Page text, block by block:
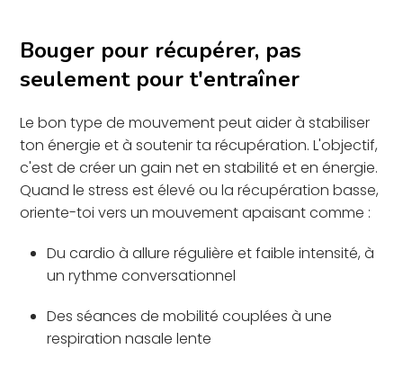
Bouger pour récupérer, pas
seulement pour t'entraîner
Le bon type de mouvement peut aider à stabiliser
ton énergie et à soutenir ta récupération. L'objectif,
c'est de créer un gain net en stabilité et en énergie.
Quand le stress est élevé ou la récupération basse,
oriente-toi vers un mouvement apaisant comme :
Du cardio à allure régulière et faible intensité, à
un rythme conversationnel
Des séances de mobilité couplées à une
respiration nasale lente